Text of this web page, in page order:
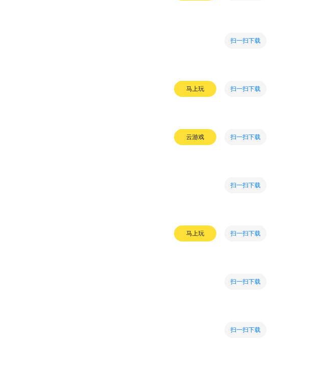
扫一扫下载
马上玩 扫一扫下载
云游戏 扫一扫下载
扫一扫下载
马上玩 扫一扫下载
扫一扫下载
扫一扫下载